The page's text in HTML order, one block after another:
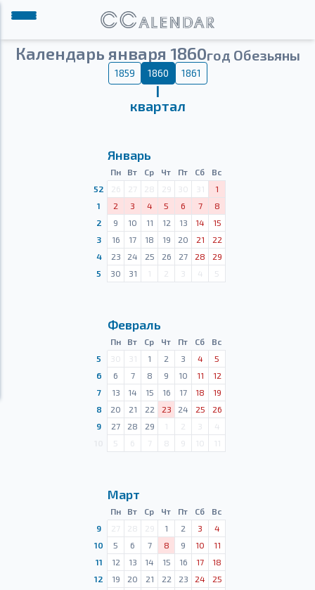
Календарь января 1860год Обезьяны
1859 1860 1861
Ⅰ
квартал
Январь
Пн Вт Ср Чт Пт Сб
Вс
52
26 27 28 29 30 31
1
1
2 3 4 5 6 7
8
2
9 10 11 12 13 14
15
3
16 17 18 19 20 21
22
4
23 24 25 26 27 28
29
5
30 31 1 2 3 4 5
Февраль
Пн Вт Ср Чт Пт Сб
Вс
5
30 31 1 2 3 4
5
6
6 7 8 9 10 11
12
7
13 14 15 16 17 18
19
8
20 21 22 23 24 25
26
9
27 28 29 1 2 3
4
5 6 7 8 9 10 11
Март
Пн Вт Ср Чт Пт Сб
Вс
9
27 28 29 1 2 3
4
10
5 6 7 8 9 10
11
11
12 13 14 15 16 17
18
12
19 20 21 22 23 24
25